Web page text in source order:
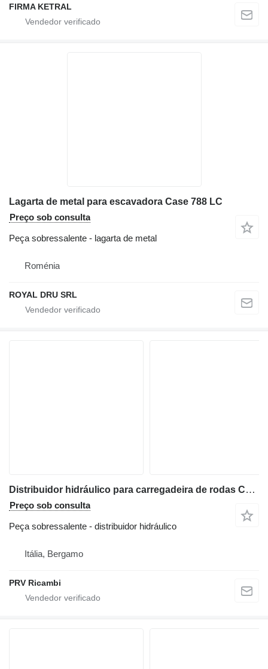
FIRMA KETRAL
Lagarta de metal para escavadora Case 788 LC
Preço sob consulta
Peça sobressalente - lagarta de metal
Roménia
ROYAL DRU SRL
Distribuidor hidráulico para carregadeira de rodas Case 821 C
Preço sob consulta
Peça sobressalente - distribuidor hidráulico
Itália, Bergamo
PRV Ricambi